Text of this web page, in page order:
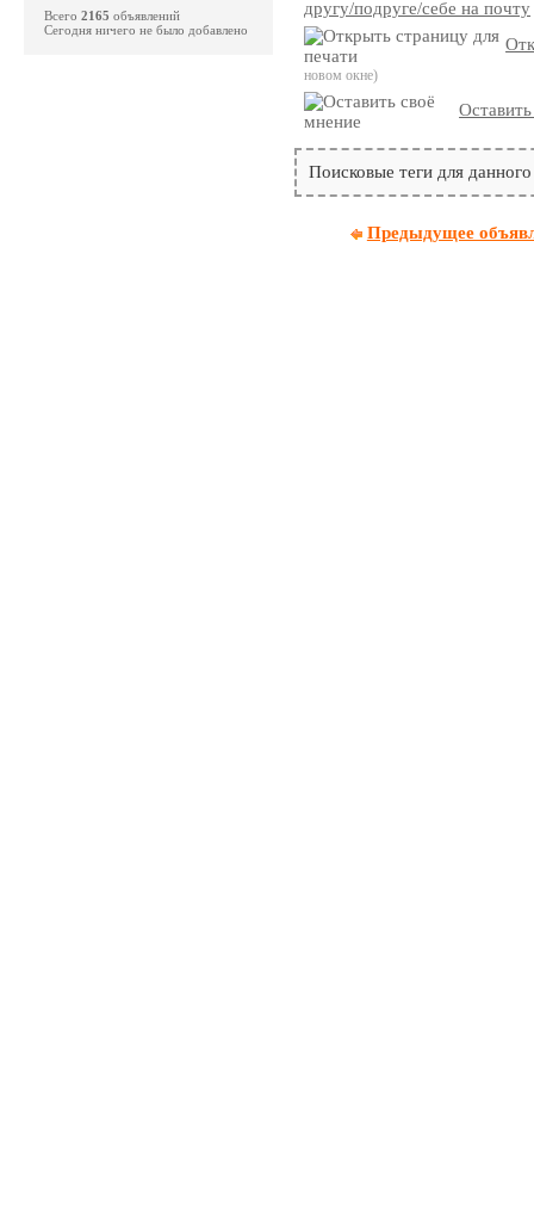
другу/подруге/себе на почту
новом окне)
Поисковые теги для
Предыдущее
Всего 2165 объявлений
Сегодня ничего не было добавлено